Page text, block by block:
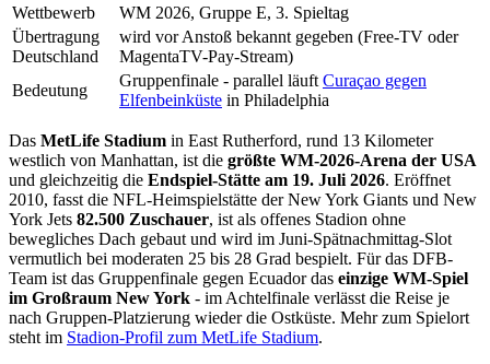
Wettbewerb
WM 2026, Gruppe E, 3. Spieltag
Übertragung
Deutschland
wird vor Anstoß bekannt gegeben (Free-TV oder
MagentaTV-Pay-Stream)
Bedeutung
Gruppenfinale - parallel läuft Curaçao gegen
Elfenbeinküste in Philadelphia
Das MetLife Stadium in East Rutherford, rund 13 Kilometer
westlich von Manhattan, ist die größte WM-2026-Arena der USA
und gleichzeitig die Endspiel-Stätte am 19. Juli 2026. Eröffnet
2010, fasst die NFL-Heimspielstätte der New York Giants und New
York Jets 82.500 Zuschauer, ist als offenes Stadion ohne
bewegliches Dach gebaut und wird im Juni-Spätnachmittag-Slot
vermutlich bei moderaten 25 bis 28 Grad bespielt. Für das DFB-
Team ist das Gruppenfinale gegen Ecuador das einzige WM-Spiel
im Großraum New York - im Achtelfinale verlässt die Reise je
nach Gruppen-Platzierung wieder die Ostküste. Mehr zum Spielort
steht im Stadion-Profil zum MetLife Stadium.